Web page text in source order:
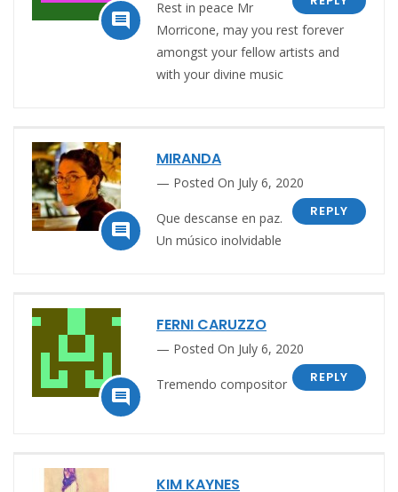

Rest in peace Mr
Morricone, may you rest forever
amongst your fellow artists and
with your divine music

MIRANDA
Posted On July 6, 2020
REPLY
Que descanse en paz.
Un músico inolvidable

FERNI CARUZZO
Posted On July 6, 2020
REPLY
Tremendo compositor
KIM KAYNES